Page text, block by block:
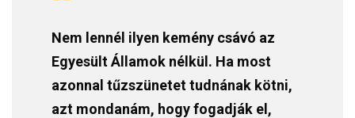
Nem lennél ilyen kemény csávó az
Egyesült Államok nélkül. Ha most
azonnal tűzszünetet tudnának kötni,
azt mondanám, hogy fogadják el,